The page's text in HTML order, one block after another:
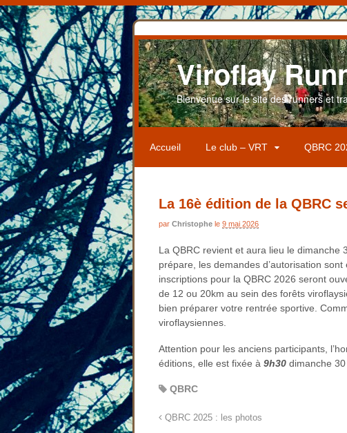
Viroflay
Bienvenue sur le site des runners et
Accueil Le club – VRT QBRC
La 16è édition de la QBRC
par Christophe le 9 mai 2026
La QBRC revient et aura lieu le dimanche
prépare, les demandes d’autorisation
inscriptions pour la QBRC 2026 seront
de 12 ou 20km au sein des forêts
bien préparer votre rentrée sportive.
viroflaysiennes.
Attention pour les anciens participants,
éditions, elle est fixée à 9h30 dimanche 30
QBRC
QBRC 2025 : les photos